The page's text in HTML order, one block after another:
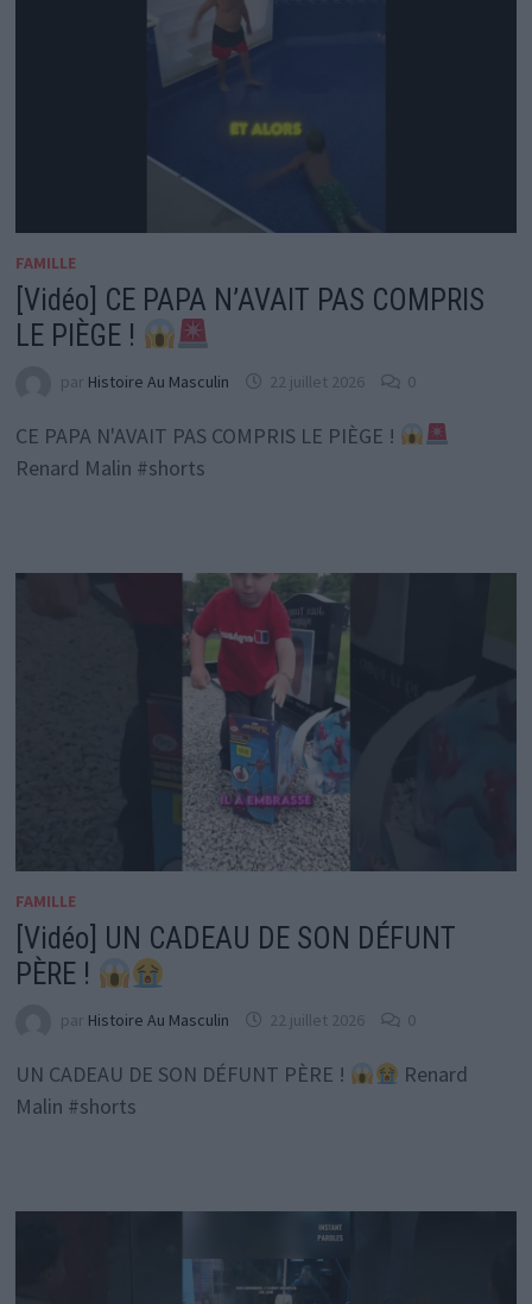
FAMILLE
[Vidéo] CE PAPA N’AVAIT PAS COMPRIS
LE PIÈGE !
par Histoire Au Masculin 22 juillet 2026 0
CE PAPA N'AVAIT PAS COMPRIS LE PIÈGE !
Renard Malin #shorts
FAMILLE
[Vidéo] UN CADEAU DE SON DÉFUNT
PÈRE !
par Histoire Au Masculin 22 juillet 2026 0
UN CADEAU DE SON DÉFUNT PÈRE !
Renard
Malin #shorts